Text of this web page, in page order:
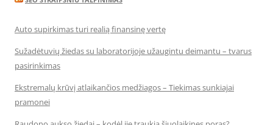
Auto supirkimas turi realią finansinę vertę
Sužadėtuvių žiedas su laboratorijoje užaugintu deimantu – tvarus
pasirinkimas
Ekstremalų krūvį atlaikančios medžiagos – Tiekimas sunkiajai
pramonei